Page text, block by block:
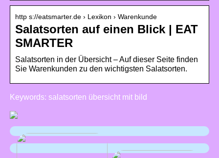
http s://eatsmarter.de › Lexikon › Warenkunde
Salatsorten auf einen Blick | EAT
SMARTER
Salatsorten in der Übersicht – Auf dieser Seite finden
Sie Warenkunden zu den wichtigsten Salatsorten.
Keywords: salatsorten übersicht mit bild